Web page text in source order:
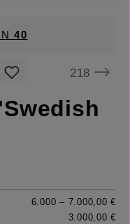
40
218
6.000 – 7.000,00 €
3.000,00 €